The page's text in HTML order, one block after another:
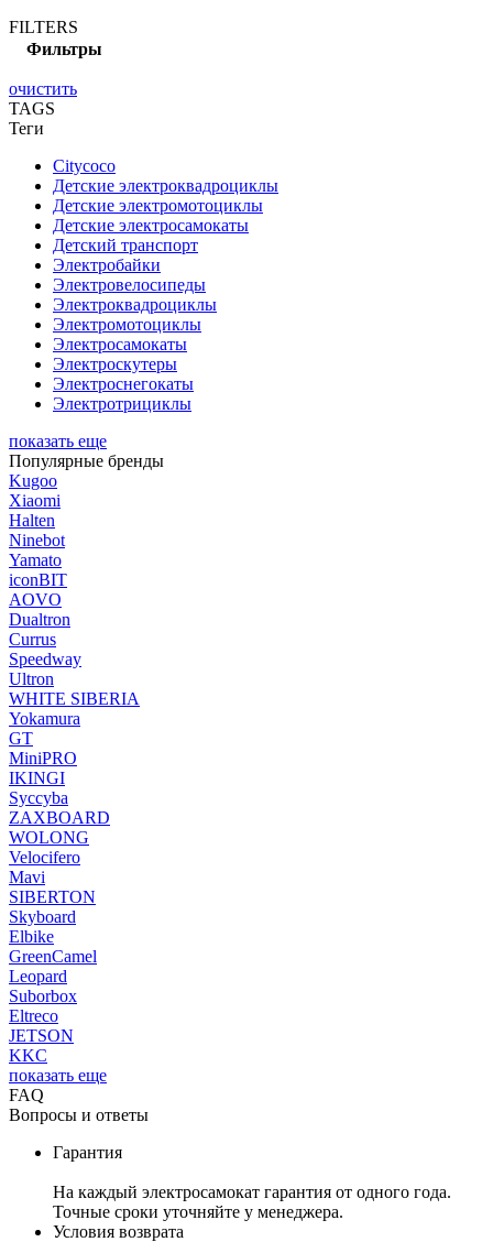
FILTERS
Фильтры
очистить
TAGS
Теги
Citycoco
Детские электроквадроциклы
Детские электромотоциклы
Детские электросамокаты
Детский транспорт
Электробайки
Электровелосипеды
Электроквадроциклы
Электромотоциклы
Электросамокаты
Электроскутеры
Электроснегокаты
Электротрициклы
показать еще
Популярные бренды
Kugoo
Xiaomi
Halten
Ninebot
Yamato
iconBIT
AOVO
Dualtron
Currus
Speedway
Ultron
WHITE SIBERIA
Yokamura
GT
MiniPRO
IKINGI
Syccyba
ZAXBOARD
WOLONG
Velocifero
Mavi
SIBERTON
Skyboard
Elbike
GreenCamel
Leopard
Suborbox
Eltreco
JETSON
KKC
показать еще
FAQ
Вопросы и ответы
Гарантия
На каждый электросамокат гарантия от одного года.
Точные сроки уточняйте у менеджера.
Условия возврата